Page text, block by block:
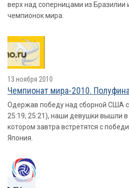
верх над соперницами из Бразилии
чемпионок мира.
13 ноября 2010
Чемпионат мира-2010.
Одержав победу над сборной США
25:19, 25:21), наши девушки вышли
котором завтра встретятся с
Япония.